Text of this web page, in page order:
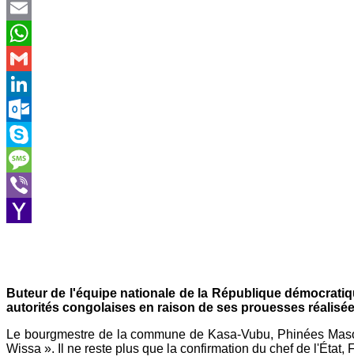
Twitter
Email
WhatsApp
Gmail
LinkedIn
Outlook.com
Skype
Message
Viber
Buteur de l'équipe nationale de la République
autorités congolaises en raison de ses prouesses
Le bourgmestre de la commune de Kasa-Vubu, Phinées
Wissa ». Il ne reste plus que la confirmation du chef de